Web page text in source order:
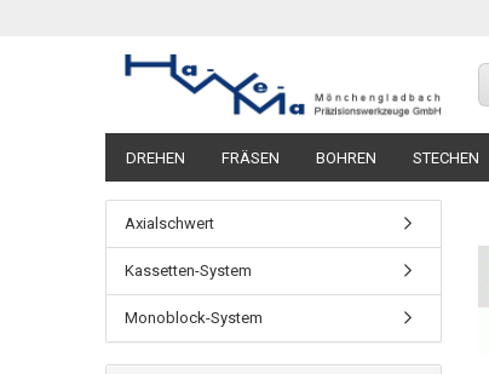
DREHEN FRÄSEN BOHREN STECHEN
Axialschwert
Kassetten-System
Monoblock-System